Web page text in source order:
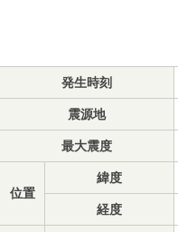
発生時刻
震源地
最大震度
位置
緯度
経度